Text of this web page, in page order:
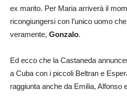
ex marito. Per Maria arriverà il
ricongiungersi con l’unico uomo
veramente, Gonzalo.
Ed ecco che la Castaneda
a Cuba con i piccoli Beltran e
raggiunta anche da Emilia, Alfonso